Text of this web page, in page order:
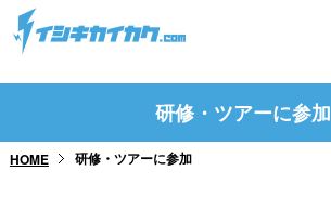
トップページ
研修・ツアーに参加
HOME 研修・ツアーに参加